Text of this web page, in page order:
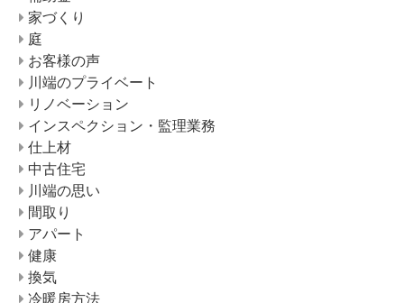
家づくり
庭
お客様の声
川端のプライベート
リノベーション
インスペクション・監理業務
仕上材
中古住宅
川端の思い
間取り
アパート
健康
換気
冷暖房方法